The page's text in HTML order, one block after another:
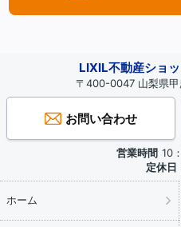
LIXIL不動産ショ
〒400-0047 山梨県
お問い合わせ
営業時間 10
定休日
ホーム